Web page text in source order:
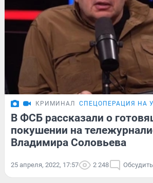
КРИМИНАЛ СПЕЦОПЕРАЦИЯ НА
В ФСБ рассказали о
покушении на
Владимира Соловьева
25 апреля, 2022, 17:57 2 248 Обсудить